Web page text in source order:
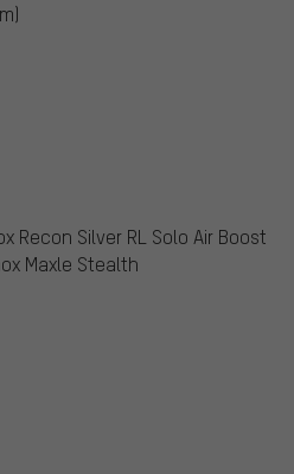
Recon Silver RL Solo Air Boost
Maxle Stealth